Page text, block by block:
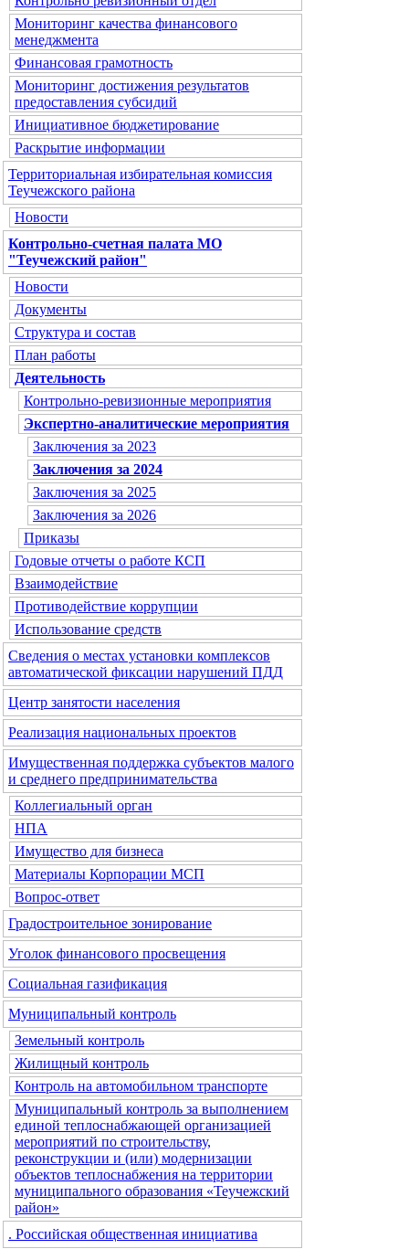
Мониторинг качества финансового
менеджмента
Финансовая грамотность
Мониторинг достижения результатов
предоставления субсидий
Инициативное бюджетирование
Раскрытие информации
Территориальная избирательная комиссия
Теучежского района
Новости
Контрольно-счетная палата МО
"Теучежский район"
Новости
Документы
Структура и состав
План работы
Деятельность
Контрольно-ревизионные мероприятия
Экспертно-аналитические мероприятия
Заключения за 2023
Заключения за 2024
Заключения за 2025
Заключения за 2026
Приказы
Годовые отчеты о работе КСП
Взаимодействие
Противодействие коррупции
Использование средств
Сведения о местах установки комплексов
автоматической фиксации нарушений ПДД
Центр занятости населения
Реализация национальных проектов
Имущественная поддержка субъектов малого
и среднего предпринимательства
Коллегиальный орган
НПА
Имущество для бизнеса
Материалы Корпорации МСП
Вопрос-ответ
Градостроительное зонирование
Уголок финансового просвещения
Социальная газификация
Муниципальный контроль
Земельный контроль
Жилищный контроль
Контроль на автомобильном транспорте
Муниципальный контроль за выполнением
единой теплоснабжающей организацией
мероприятий по строительству,
реконструкции и (или) модернизации
объектов теплоснабжения на территории
муниципального образования «Теучежский
район»
. Российская общественная инициатива